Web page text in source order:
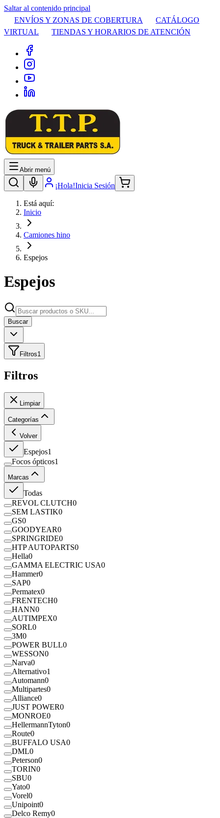
Saltar al contenido principal
ENVÍOS Y ZONAS DE COBERTURA
CATÁLOGO
VIRTUAL
TIENDAS Y HORARIOS DE ATENCIÓN
Abrir menú
¡Hola!Inicia Sesión
Está aquí:
Inicio
Camiones hino
Espejos
Espejos
Buscar
Filtros1
Filtros
Limpiar
Categorías
Volver
Espejos1
Focos ópticos1
Marcas
Todas
REVOL CLUTCH0
SEM LASTIK0
GS0
GOODYEAR0
SPRINGRIDE0
HTP AUTOPARTS0
Hella0
GAMMA ELECTRIC USA0
Hammer0
SAP0
Permatex0
FRENTECH0
HANN0
AUTIMPEX0
SORL0
3M0
POWER BULL0
WESSON0
Narva0
Alternativo1
Automann0
Multipartes0
Alliance0
JUST POWER0
MONROE0
HellermannTyton0
Route0
BUFFALO USA0
DML0
Peterson0
TORIN0
SBU0
Yato0
Vorel0
Unipoint0
Delco Remy0